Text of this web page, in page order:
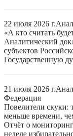
22 июля 2026 г.
«А кто считать
Аналитический
субъектов
Государственную
21 июля 2026 г.
Федерация
Повелители скуки:
меньше времени,
Отчёт о
неделе